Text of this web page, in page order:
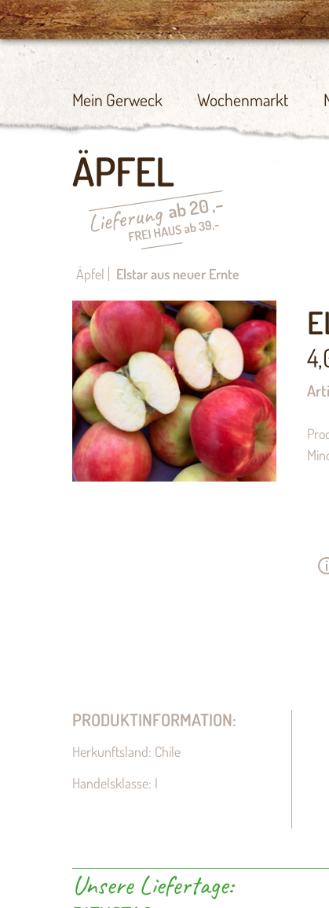
Mein Gerweck Wochenmarkt
ÄPFEL
Äpfel Elstar aus neuer Ernte
PRODUKTINFORMATION:
Herkunftsland: Chile
Handelsklasse: I
Unsere Liefertage: